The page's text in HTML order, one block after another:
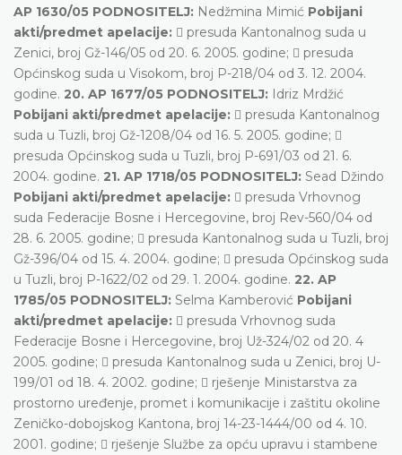
AP 1630/05 PODNOSITELJ: Nedžmina Mimić Pobijani
akti/predmet apelacije:  presuda Kantonalnog suda u
Zenici, broj Gž-146/05 od 20. 6. 2005. godine;  presuda
Općinskog suda u Visokom, broj P-218/04 od 3. 12. 2004.
godine. 20. AP 1677/05 PODNOSITELJ: Idriz Mrdžić
Pobijani akti/predmet apelacije:  presuda Kantonalnog
suda u Tuzli, broj Gž-1208/04 od 16. 5. 2005. godine; 
presuda Općinskog suda u Tuzli, broj P-691/03 od 21. 6.
2004. godine. 21. AP 1718/05 PODNOSITELJ: Sead Džindo
Pobijani akti/predmet apelacije:  presuda Vrhovnog
suda Federacije Bosne i Hercegovine, broj Rev-560/04 od
28. 6. 2005. godine;  presuda Kantonalnog suda u Tuzli, broj
Gž-396/04 od 15. 4. 2004. godine;  presuda Općinskog suda
u Tuzli, broj P-1622/02 od 29. 1. 2004. godine. 22. AP
1785/05 PODNOSITELJ: Selma Kamberović Pobijani
akti/predmet apelacije:  presuda Vrhovnog suda
Federacije Bosne i Hercegovine, broj Už-324/02 od 20. 4
2005. godine;  presuda Kantonalnog suda u Zenici, broj U-
199/01 od 18. 4. 2002. godine;  rješenje Ministarstva za
prostorno uređenje, promet i komunikacije i zaštitu okoline
Zeničko-dobojskog Kantona, broj 14-23-1444/00 od 4. 10.
2001. godine;  rješenje Službe za opću upravu i stambene